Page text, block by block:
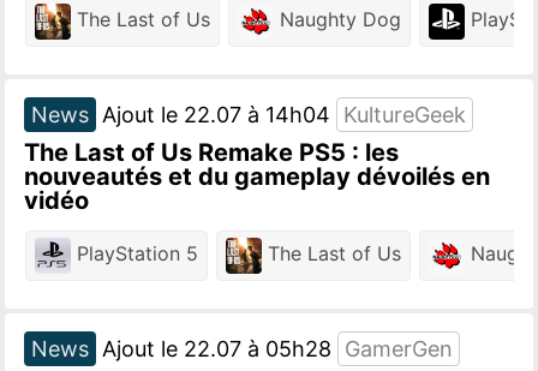
The Last of Us Naughty Dog
News Ajout le 22.07 à 14h04 KultureGeek
The Last of Us Remake PS5 : les
nouveautés et du gameplay dévoilés en
vidéo
PlayStation 5 The Last of Us
News Ajout le 22.07 à 05h28 GamerGen